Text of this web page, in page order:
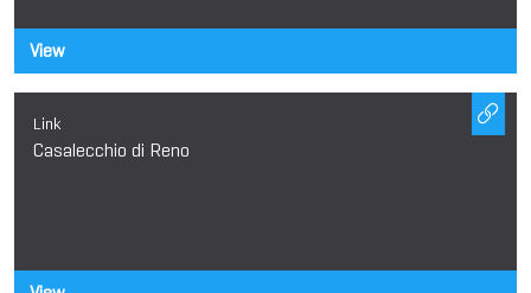
View
Link
Casalecchio di Reno